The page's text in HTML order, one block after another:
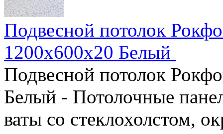
Подвесной потолок
1200x600x20 Белый
Подвесной потолок
Белый - Потолочные
ваты со стеклохолстом,